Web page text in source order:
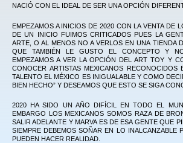
NACIÓ CON EL IDEAL DE SER UNA OPCIÓN
EMPEZAMOS A INICIOS DE 2020 CON LA VENTA DE
DE UN INICIO FUIMOS CRITICADOS PUES LA
ARTE, O AL MENOS NO A VERLOS EN UNA TIENDA
QUE TAMBIÉN LE GUSTO EL CONCEPTO Y
EMPEZAMOS A VER LA OPCIÓN DEL ART TOY Y
CONOCER ARTISTAS MEXICANOS
TALENTO EL MÉXICO ES INIGUALABLE Y COMO
BIEN HECHO” Y DESEAMOS QUE ESTO SE SIGA
2020 HA SIDO UN AÑO DIFÍCIL EN TODO EL
EMBARGO LOS MEXICANOS SOMOS RAZA DE
SALIR ADELANTE Y MARVA ES DE ESA GENTE QUE
SIEMPRE DEBEMOS SOÑAR EN LO
PUEDEN HACER REALIDAD.